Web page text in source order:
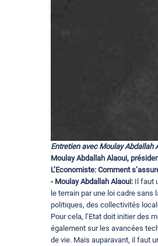
Entretien avec Moulay Abdallah
Moulay Abdallah Alaoui,
L’Economiste: Comment
- Moulay Abdallah Alaoui: Il faut
le terrain par une loi cadre
politiques, des collectivités
Pour cela, l’Etat doit initier des
également sur les avancées
de vie. Mais auparavant, il faut